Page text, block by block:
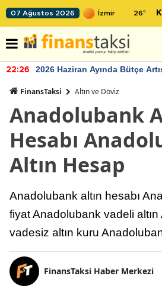
07 Ağustos 2026 26°
22:26 2026 Haziran Ayında Bütçe
FinansTaksi Altın ve Döviz
Anadolubank
Hesabı
Altın Hesap
Anadolubank altın hesabı
fiyat Anadolubank vadeli
vadesiz altın kuru
FinansTaksi Haber Merkezi